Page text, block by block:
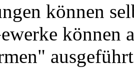
können
können